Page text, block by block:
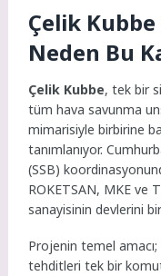
Çelik
Neden Bu
Çelik Kubbe, tek bir
tüm hava savunma
mimarisiyle birbirine
tanımlanıyor.
(SSB)
ROKETSAN, MKE ve
sanayisinin devlerini
Projenin temel
tehditleri tek bir